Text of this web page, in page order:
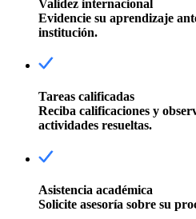
Validez internacional
Evidencie su aprendizaje
institución.
Tareas calificadas
Reciba calificaciones y
actividades resueltas.
Asistencia académica
Solicite asesoría sobre su